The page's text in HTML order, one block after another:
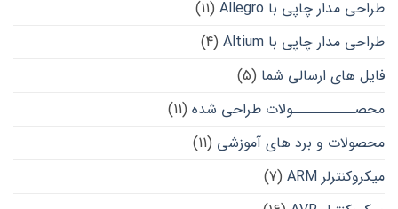
طراحی مدار چاپی با Allegro
(11)
طراحی مدار چاپی با Altium
(4)
فایل های ارسالی شما (5)
محصــــــــــولات طراحی شده (11)
محصولات و برد های آموزشی (11)
میکروکنترلر ARM
(7)